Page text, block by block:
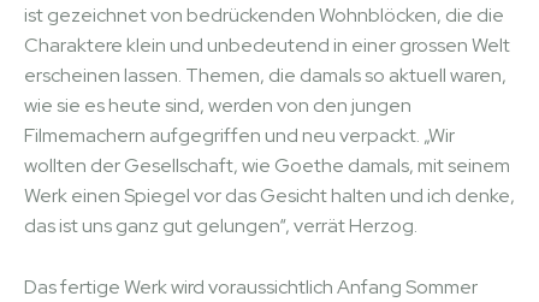
ist gezeichnet von bedrückenden Wohnblöcken, die die
Charaktere klein und unbedeutend in einer grossen Welt
erscheinen lassen. Themen, die damals so aktuell waren,
wie sie es heute sind, werden von den jungen
Filmemachern aufgegriffen und neu verpackt. „Wir
wollten der Gesellschaft, wie Goethe damals, mit seinem
Werk einen Spiegel vor das Gesicht halten und ich denke,
das ist uns ganz gut gelungen“, verrät Herzog.
Das fertige Werk wird voraussichtlich Anfang Sommer